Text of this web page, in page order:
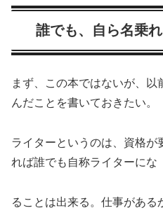
誰でも、自ら名乗
まず、この本ではないが、
んだことを書いておきたい。
ライターというのは、資格
れば誰でも自称ライターにな
ることは出来る。仕事がある